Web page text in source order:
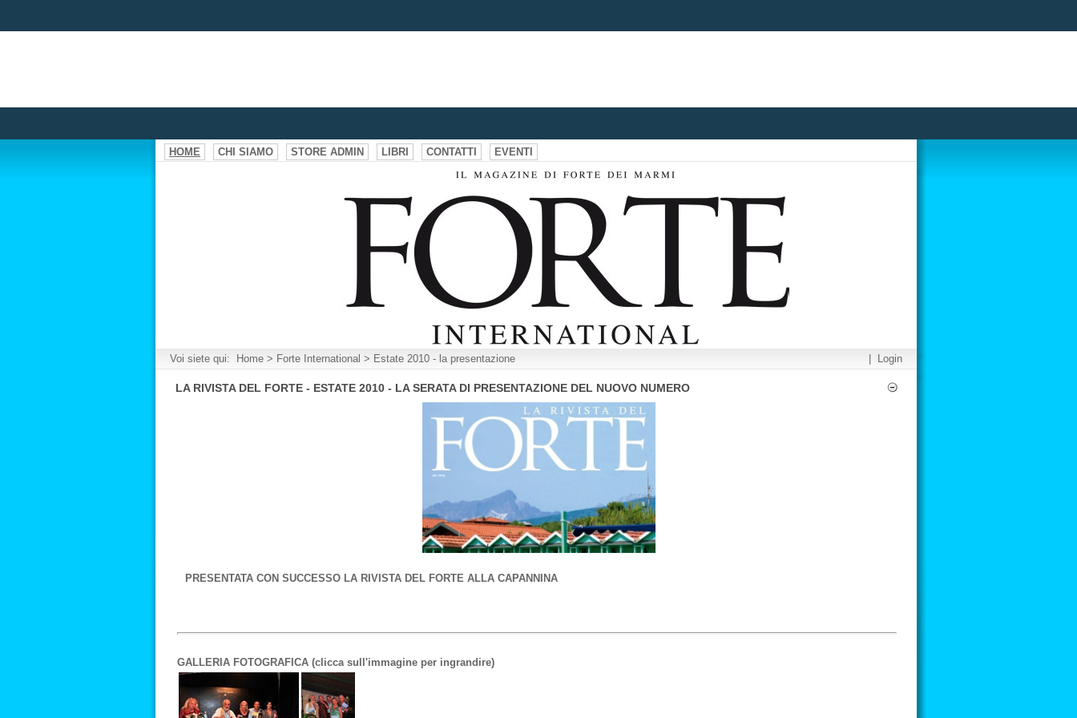
HOME CHI SIAMO STORE ADMIN LIBRI CONTATTI EVENTI
Voi siete qui: Home > Forte International > Estate 2010 - la presentazione Login
LA RIVISTA DEL FORTE - ESTATE 2010 - LA SERATA DI PRESENTAZIONE DEL NUOVO NUMERO
PRESENTATA CON SUCCESSO LA RIVISTA DEL FORTE ALLA CAPANNINA
GALLERIA FOTOGRAFICA (clicca sull'immagine per ingrandire)